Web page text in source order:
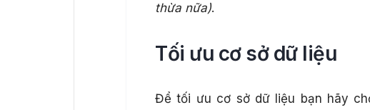
thừa nữa).
Tối ưu cơ sở dữ liệu
Để tối ưu cơ sở dữ liệu bạn hãy